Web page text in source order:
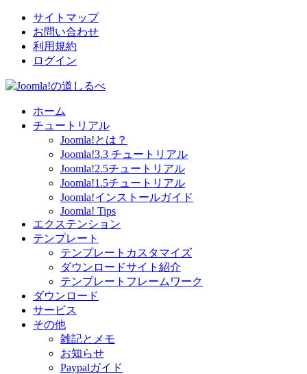
サイトマップ
お問い合わせ
利用規約
ログイン
ホーム
チュートリアル
Joomla!とは？
Joomla!3.3 チュートリアル
Joomla!2.5チュートリアル
Joomla!1.5チュートリアル
Joomla!インストールガイド
Joomla! Tips
エクステンション
テンプレート
テンプレートカスタマイズ
ダウンロードサイト紹介
テンプレートフレームワーク
ダウンロード
サービス
その他
雑記とメモ
お知らせ
Paypalガイド